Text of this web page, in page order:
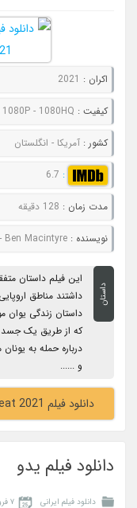
اکران : 2021
کیفیت : - 1080P - 1080HQ
کشور :آمریکا - انگلستان
:
6.7
مدت زمان : 128 دقیقه
نویسنده :- Ben Macintyre
داستان
داشتند مناطق
داستان زندگی یوان
که از طریق یک جسد
درباره حمله به
و ......
دانلود فیلم Operation Mincemeat 2021 عملیات مینسمیت
دانلود فیلم یدو
دانلود فیلم ایرانی ۷ فروردین ۱۴۰۱